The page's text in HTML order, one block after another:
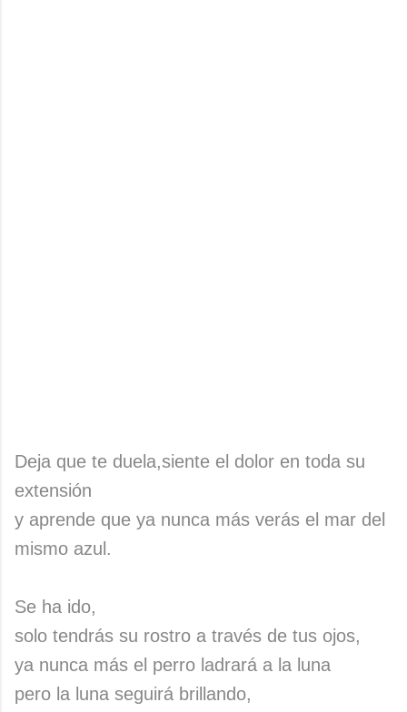
Deja que te duela,siente el dolor en toda su
extensión
y aprende que ya nunca más verás el mar del
mismo azul.
Se ha ido,
solo tendrás su rostro a través de tus ojos,
ya nunca más el perro ladrará a la luna
pero la luna seguirá brillando,